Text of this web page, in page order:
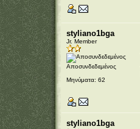
styliano1bga
Jr. Member
Αποσυνδεδεμένος
Μηνύματα: 62
styliano1bga